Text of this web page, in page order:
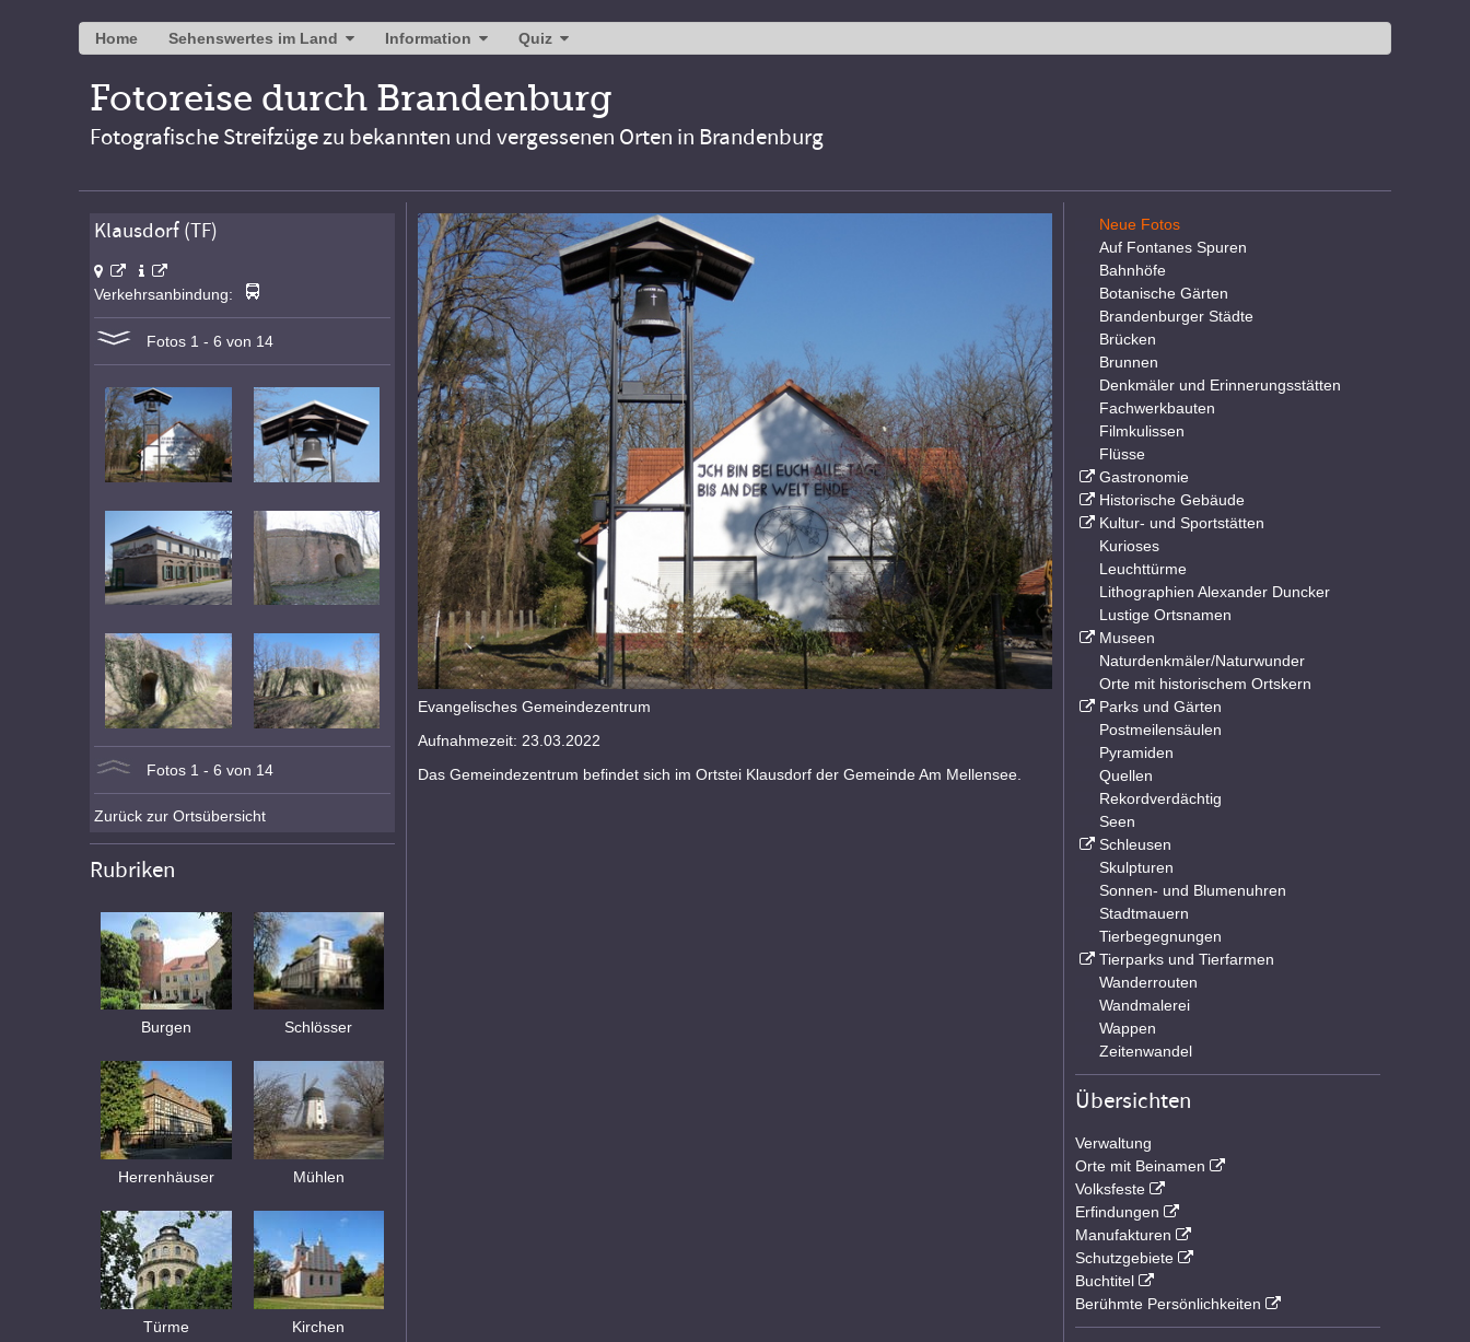
Home Sehenswertes im Land Information Quiz
Fotoreise durch Brandenburg
Fotografische Streifzüge zu bekannten und vergessenen Orten in Brandenburg
Evangelisches Gemeindezentrum
Aufnahmezeit: 23.03.2022
Das Gemeindezentrum befindet sich im Ortstei Klausdorf der Gemeinde Am Mellensee.
Klausdorf (TF)
Verkehrsanbindung:
Fotos 1 - 6 von 14
Fotos 1 - 6 von 14
Zurück zur Ortsübersicht
Rubriken
Burgen Schlösser
Herrenhäuser Mühlen
Türme Kirchen
Neue Fotos
Auf Fontanes Spuren
Bahnhöfe
Botanische Gärten
Brandenburger Städte
Brücken
Brunnen
Denkmäler und Erinnerungsstätten
Fachwerkbauten
Filmkulissen
Flüsse
Gastronomie
Historische Gebäude
Kultur- und Sportstätten
Kurioses
Leuchttürme
Lithographien Alexander Duncker
Lustige Ortsnamen
Museen
Naturdenkmäler/Naturwunder
Orte mit historischem Ortskern
Parks und Gärten
Postmeilensäulen
Pyramiden
Quellen
Rekordverdächtig
Seen
Schleusen
Skulpturen
Sonnen- und Blumenuhren
Stadtmauern
Tierbegegnungen
Tierparks und Tierfarmen
Wanderrouten
Wandmalerei
Wappen
Zeitenwandel
Übersichten
Verwaltung
Orte mit Beinamen
Volksfeste
Erfindungen
Manufakturen
Schutzgebiete
Buchtitel
Berühmte Persönlichkeiten